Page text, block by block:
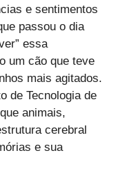
e sentimentos
passou o dia
essa
um cão que teve
mais agitados.
de Tecnologia de
animais,
cerebral
e sua